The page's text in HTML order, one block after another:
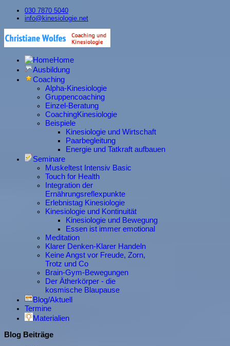
030 7870 5040
info@kinesiologie.net
Home
Ausbildung
Coaching
Alpha-Kinesiologie
Gruppencoaching
Einzel-Beratung
CoachingKinesiologie
Beispiele
Kinesiologie und Wirtschaft
Paarbegleitung
Energie und Tatkraft aufbauen
Seminare
Muskeltest Intensiv Basic
Touch for Health
Integration der
Ernährungsreflexpunkte
Erlebnistag Kinesiologie
Kinesiologie und Kontinuität
Kinesiologie und Bewegung
Essen ist immer emotional
Meditation
Klarer Denken-Klarer Handeln
Keine Angst vor Freude, Zorn,
Trotz und Co
Brain-Gym-Bewegungen
Der Ätherkörper - die
kosmische Blaupause
Blog/Aktuell
Termine
Materialien
Blog Beiträge